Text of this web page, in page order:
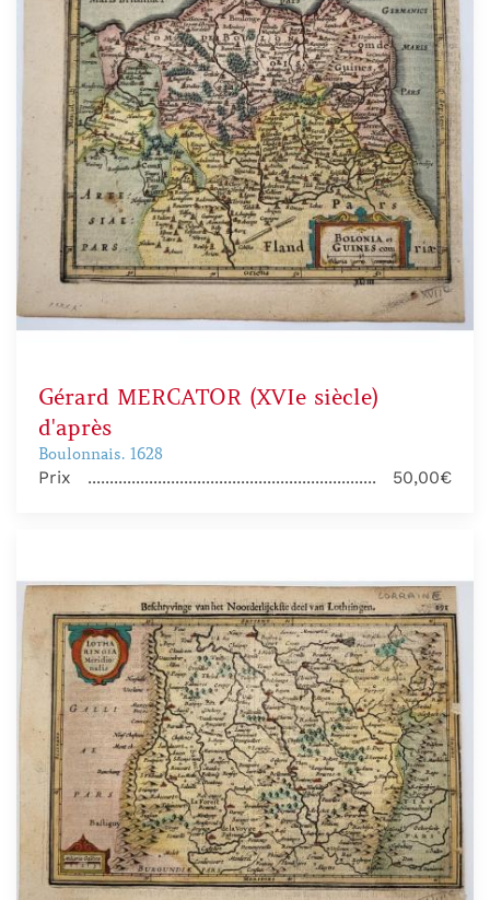
Gérard MERCATOR (XVIe siècle)
d'après
Boulonnais. 1628
Prix 50,00€